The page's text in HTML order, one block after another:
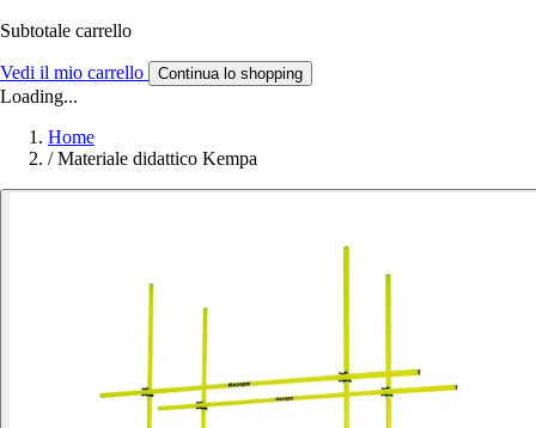
Subtotale carrello
Vedi il mio carrello Continua lo shopping
Loading...
Home
/ Materiale didattico Kempa